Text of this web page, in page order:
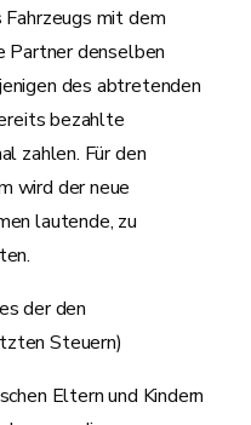
mit dem
Partner denselben
des abtretenden
bezahlte
zahlen. Für den
wird der neue
lautende, zu
der den
Steuern)
Eltern und Kindern